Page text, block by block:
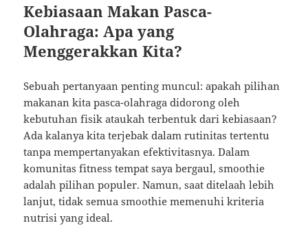
Kebiasaan Makan Pasca-
Olahraga: Apa yang
Menggerakkan Kita?
Sebuah pertanyaan penting muncul: apakah pilihan
makanan kita pasca-olahraga didorong oleh
kebutuhan fisik ataukah terbentuk dari kebiasaan?
Ada kalanya kita terjebak dalam rutinitas tertentu
tanpa mempertanyakan efektivitasnya. Dalam
komunitas fitness tempat saya bergaul, smoothie
adalah pilihan populer. Namun, saat ditelaah lebih
lanjut, tidak semua smoothie memenuhi kriteria
nutrisi yang ideal.